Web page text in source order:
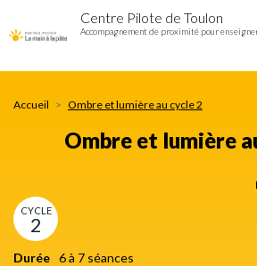
lumière
au
contenu
Centre Pilote de Toulon
Accompagnement de proximité pour
Accueil Ombre et lumière au cycle 2
Ombre et lumière
CYCLE
2
Durée 6 à 7 séances